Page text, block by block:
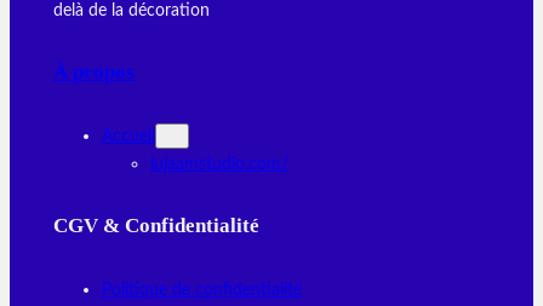
delà de la décoration
À propos
Accueil
lujaamstudio.com/
CGV & Confidentialité
Politique de confidentialité